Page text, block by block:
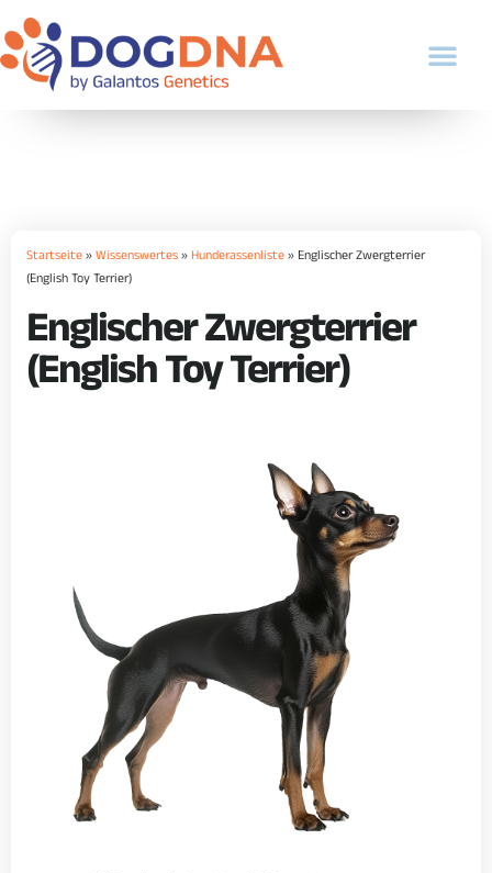
Startseite»Wissenswertes» Hunderassenliste» Englischer Zwergterrier
(English Toy Terrier)
Englischer Zwergterrier
(English Toy Terrier)